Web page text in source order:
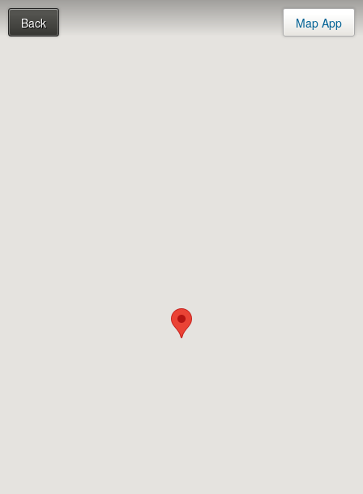
Back Map App